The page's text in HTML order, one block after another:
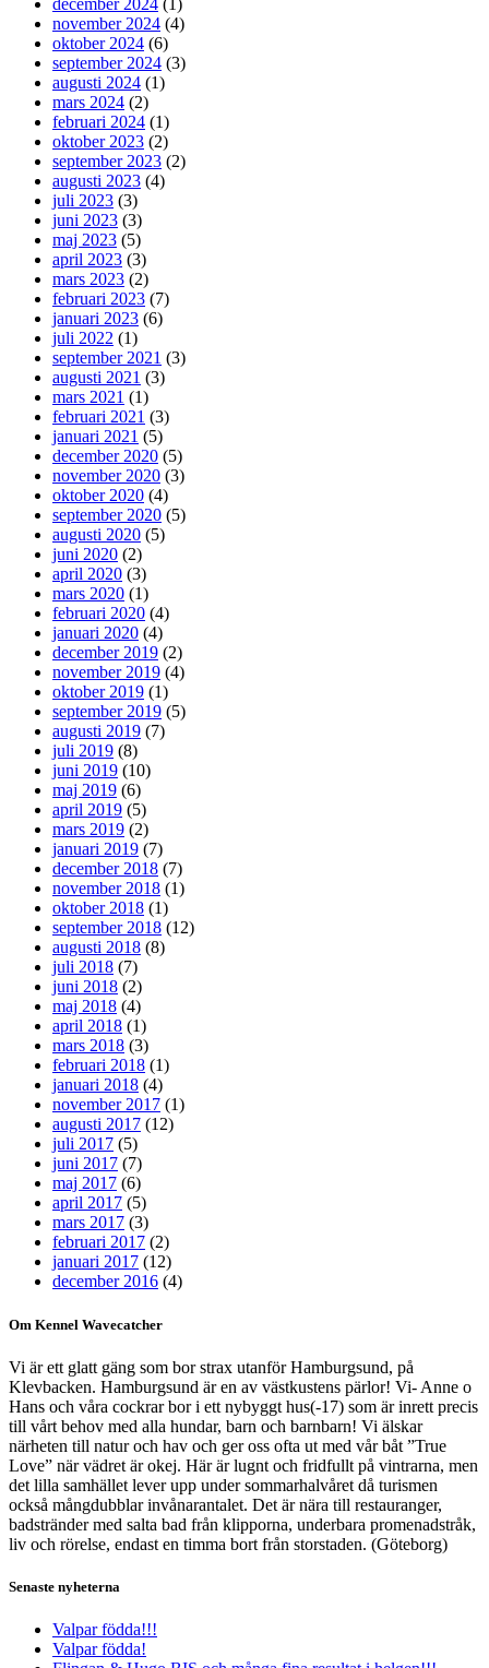
december 2024 (1)
november 2024 (4)
oktober 2024 (6)
september 2024 (3)
augusti 2024 (1)
mars 2024 (2)
februari 2024 (1)
oktober 2023 (2)
september 2023 (2)
augusti 2023 (4)
juli 2023 (3)
juni 2023 (3)
maj 2023 (5)
april 2023 (3)
mars 2023 (2)
februari 2023 (7)
januari 2023 (6)
juli 2022 (1)
september 2021 (3)
augusti 2021 (3)
mars 2021 (1)
februari 2021 (3)
januari 2021 (5)
december 2020 (5)
november 2020 (3)
oktober 2020 (4)
september 2020 (5)
augusti 2020 (5)
juni 2020 (2)
april 2020 (3)
mars 2020 (1)
februari 2020 (4)
januari 2020 (4)
december 2019 (2)
november 2019 (4)
oktober 2019 (1)
september 2019 (5)
augusti 2019 (7)
juli 2019 (8)
juni 2019 (10)
maj 2019 (6)
april 2019 (5)
mars 2019 (2)
januari 2019 (7)
december 2018 (7)
november 2018 (1)
oktober 2018 (1)
september 2018 (12)
augusti 2018 (8)
juli 2018 (7)
juni 2018 (2)
maj 2018 (4)
april 2018 (1)
mars 2018 (3)
februari 2018 (1)
januari 2018 (4)
november 2017 (1)
augusti 2017 (12)
juli 2017 (5)
juni 2017 (7)
maj 2017 (6)
april 2017 (5)
mars 2017 (3)
februari 2017 (2)
januari 2017 (12)
december 2016 (4)
Om Kennel Wavecatcher
Vi är ett glatt gäng som bor strax utanför Hamburgsund, på
Klevbacken. Hamburgsund är en av västkustens pärlor! Vi- Anne o
Hans och våra cockrar bor i ett nybyggt hus(-17) som är inrett precis
till vårt behov med alla hundar, barn och barnbarn! Vi älskar
närheten till natur och hav och ger oss ofta ut med vår båt ”True
Love” när vädret är okej. Här är lugnt och fridfullt på vintrarna, men
det lilla samhället lever upp under sommarhalvåret då turismen
också mångdubblar invånarantalet. Det är nära till restauranger,
badstränder med salta bad från klipporna, underbara promenadstråk,
liv och rörelse, endast en timma bort från storstaden. (Göteborg)
Senaste nyheterna
Valpar födda!!!
Valpar födda!